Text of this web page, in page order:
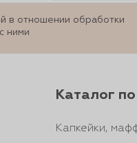
в отношении обработки
ними
Каталог
Капкейки,